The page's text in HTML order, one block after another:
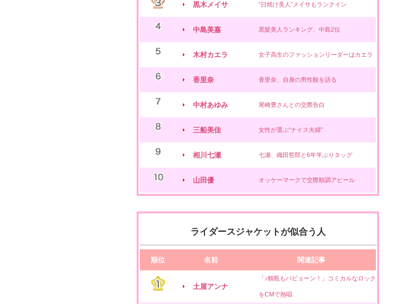
黒木メイサ “日焼け美人”メイサもランクイン
中島美嘉 黒髪美人ランキング、中島2位
木村カエラ 女子高生のファッションリーダーはカエラ
香里奈 香里奈、自身の男性観を語る
中村あゆみ 尾崎豊さんとの交際告白
三船美佳 女性が選ぶ“ナイス夫婦”
相川七瀬 七瀬、織田哲郎と6年半ぶりタッグ
山田優 オッケーマークで交際順調アピール
ライダースジャケットが似合う人
順位 名前 関連記事
土屋アンナ
「♪鶴瓶もバビョーン！」コミカルなロック
をCMで熱唱